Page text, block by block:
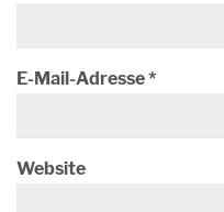
E-Mail-Adresse*
Website